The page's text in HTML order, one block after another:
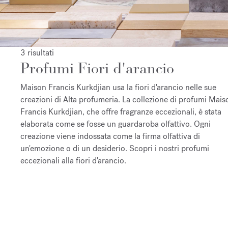
3 risultati
Profumi Fiori d'arancio
Maison Francis Kurkdjian usa la fiori d'arancio nelle sue
creazioni di Alta profumeria. La collezione di profumi
Francis Kurkdjian, che offre fragranze eccezionali, è stata
elaborata come se fosse un guardaroba olfattivo. Ogni
creazione viene indossata come la firma olfattiva di
un'emozione o di un desiderio. Scopri i nostri profumi
eccezionali alla fiori d'arancio.